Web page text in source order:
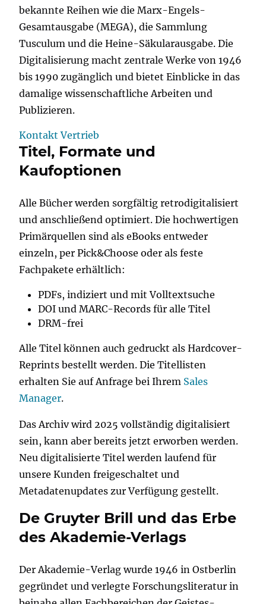
bekannte Reihen wie die Marx-Engels-
Gesamtausgabe (MEGA), die Sammlung
Tusculum und die Heine-Säkularausgabe. Die
Digitalisierung macht zentrale Werke von 1946
bis 1990 zugänglich und bietet Einblicke in das
damalige wissenschaftliche Arbeiten und
Publizieren.
Kontakt Vertrieb
Titel, Formate und
Kaufoptionen
Alle Bücher werden sorgfältig retrodigitalisiert
und anschließend optimiert. Die hochwertigen
Primärquellen sind als eBooks entweder
einzeln, per Pick&Choose oder als feste
Fachpakete erhältlich:
PDFs, indiziert und mit Volltextsuche
DOI und MARC-Records für alle Titel
DRM-frei
Alle Titel können auch gedruckt als Hardcover-
Reprints bestellt werden. Die Titellisten
erhalten Sie auf Anfrage bei Ihrem Sales
Manager.
Das Archiv wird 2025 vollständig digitalisiert
sein, kann aber bereits jetzt erworben werden.
Neu digitalisierte Titel werden laufend für
unsere Kunden freigeschaltet und
Metadatenupdates zur Verfügung gestellt.
De Gruyter Brill und das Erbe
des Akademie-Verlags
Der Akademie-Verlag wurde 1946 in Ostberlin
gegründet und verlegte Forschungsliteratur in